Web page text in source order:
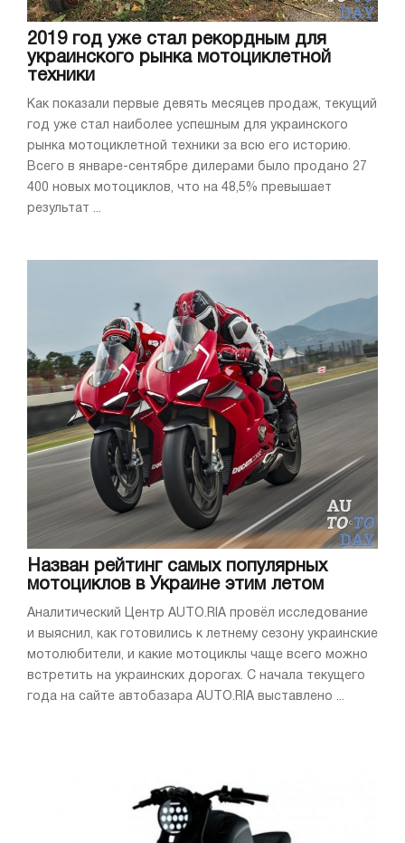
2019 год уже стал рекордным для
украинского рынка мотоциклетной
техники
Как показали первые девять месяцев продаж, текущий
год уже стал наиболее успешным для украинского
рынка мотоциклетной техники за всю его историю.
Всего в январе-сентябре дилерами было продано 27
400 новых мотоциклов, что на 48,5% превышает
результат ...
Назван рейтинг самых популярных
мотоциклов в Украине этим летом
Аналитический Центр AUTO.RIA провёл исследование
и выяснил, как готовились к летнему сезону украинские
мотолюбители, и какие мотоциклы чаще всего можно
встретить на украинских дорогах. С начала текущего
года на сайте автобазара AUTO.RIA выставлено ...